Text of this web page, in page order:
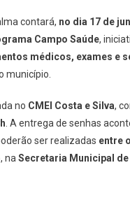
Campo
Saúde
Levará
Atendimentos
E
Exames
Gratuitos
À
contará, no dia 17 de
Campo Saúde,
médicos, exames e
município.
no CMEI Costa e Silva,
. A entrega de senhas
ser realizadas entre
, na Secretaria Municipal de